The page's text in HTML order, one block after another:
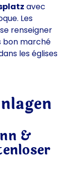
avec
Les
renseigner
bon marché
les églises
&